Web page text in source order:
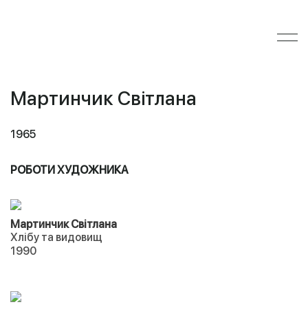
Мартинчик Світлана
1965
РОБОТИ ХУДОЖНИКА
Мартинчик Світлана
Хлібу та видовищ
1990